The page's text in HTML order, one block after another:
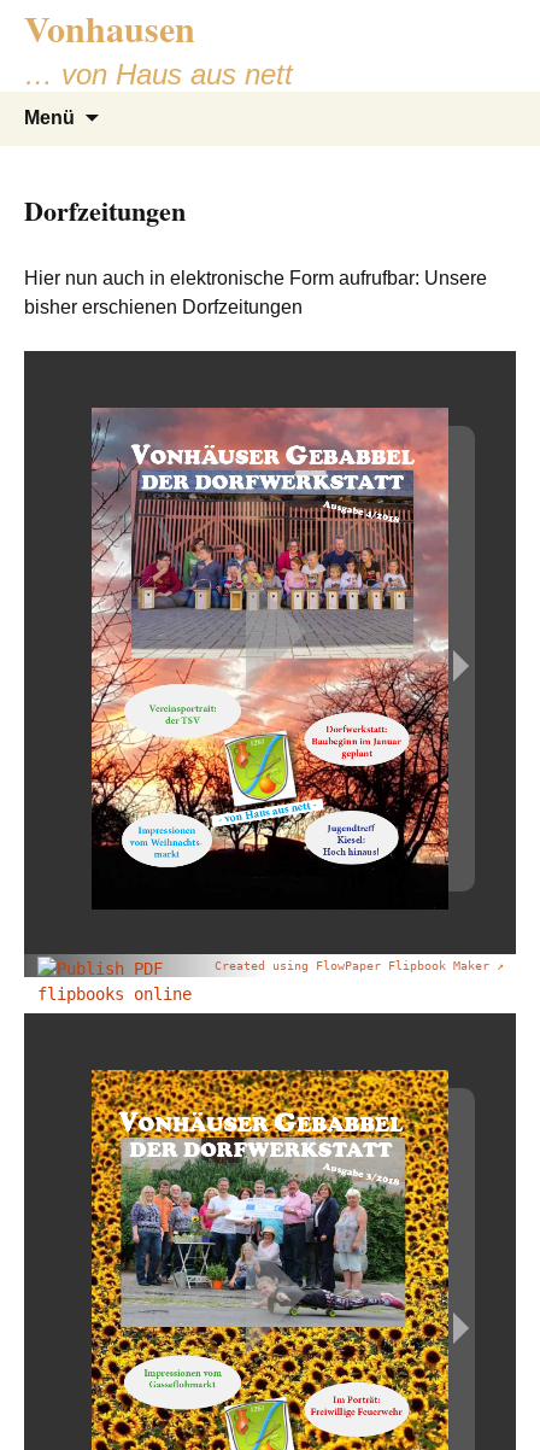
Inhalt
springen
Vonhausen
… von Haus aus nett
Menü
Dorfzeitungen
Hier nun auch in elektronische Form aufrufbar: Unsere
bisher erschienen Dorfzeitungen
Created using FlowPaper Flipbook Maker ↗